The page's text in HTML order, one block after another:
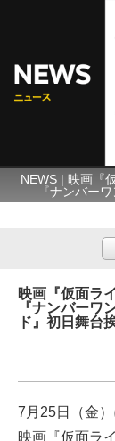
NEWS | 映画『
『ナンバー
映画『仮面ラ
『ナンバー
ド』初日舞台
7月25日（金）
映画『仮面ラ